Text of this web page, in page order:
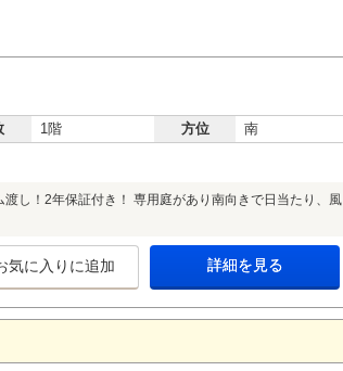
1階 方位 南
し！2年保証付き！ 専用庭があり南向きで日当たり、風
気に入りに追加 詳細を見る